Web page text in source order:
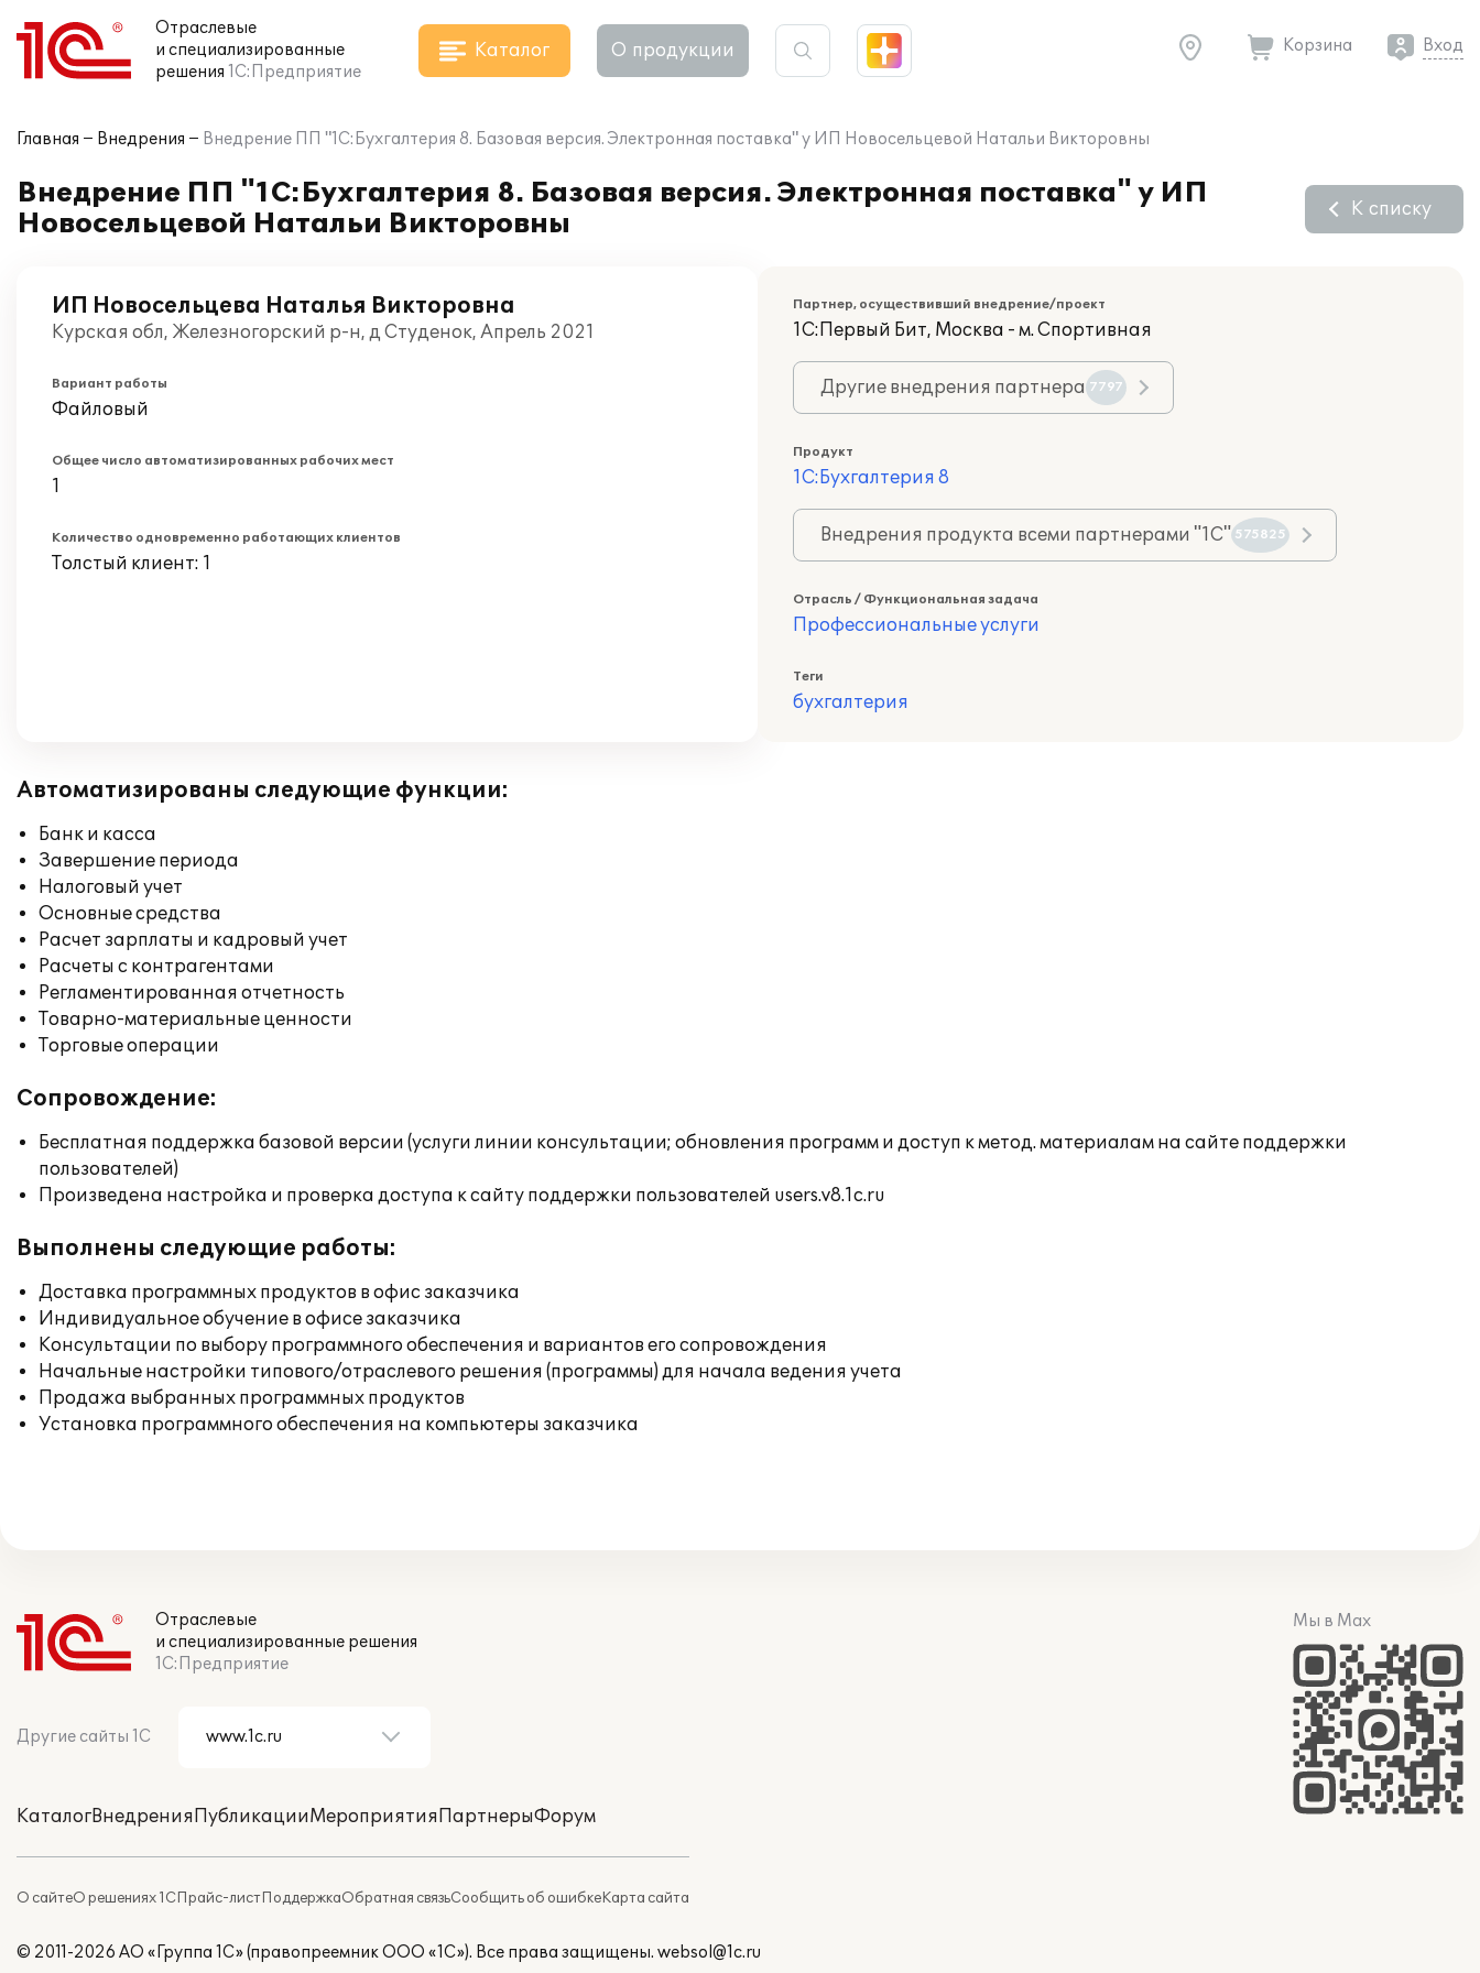
Отраслевые
и специализированные
решения 1С:Предприятие
Каталог О продукции Корзина Вход
Главная Внедрения Внедрение ПП "1С:Бухгалтерия 8. Базовая версия. Электронная поставка" у ИП Новосельцевой Натальи Викторовны
Внедрение ПП "1С:Бухгалтерия 8. Базовая версия. Электронная поставка" у ИП
Новосельцевой Натальи Викторовны
К списку
ИП Новосельцева Наталья Викторовна
Курская обл, Железногорский р-н, д Студенок, Апрель 2021
Вариант работы
Файловый
Общее число автоматизированных рабочих мест
1
Количество одновременно работающих клиентов
Толстый клиент: 1
Партнер, осуществивший внедрение/проект
1С:Первый Бит, Москва - м. Спортивная
Другие внедрения партнера 7797
Продукт
1С:Бухгалтерия 8
Внедрения продукта всеми партнерами "1С" 575825
Отрасль / Функциональная задача
Профессиональные услуги
Теги
бухгалтерия
Автоматизированы следующие функции:
Банк и касса
Завершение периода
Налоговый учет
Основные средства
Расчет зарплаты и кадровый учет
Расчеты с контрагентами
Регламентированная отчетность
Товарно-материальные ценности
Торговые операции
Сопровождение:
Бесплатная поддержка базовой версии (услуги линии консультации; обновления программ и доступ к метод. материалам на сайте поддержки
пользователей)
Произведена настройка и проверка доступа к сайту поддержки пользователей users.v8.1c.ru
Выполнены следующие работы:
Доставка программных продуктов в офис заказчика
Индивидуальное обучение в офисе заказчика
Консультации по выбору программного обеспечения и вариантов его сопровождения
Начальные настройки типового/отраслевого решения (программы) для начала ведения учета
Продажа выбранных программных продуктов
Установка программного обеспечения на компьютеры заказчика
Отраслевые
и специализированные решения
1С:Предприятие
Другие сайты 1С
КаталогВнедренияПубликацииМероприятияПартнерыФорум
О сайтеО решениях 1СПрайс-листПоддержкаОбратная связьСообщить об ошибкеКарта сайта
Мы в Max
© 2011-2026 АО «Группа 1С» (правопреемник ООО «1С»). Все права защищены. websol@1c.ru